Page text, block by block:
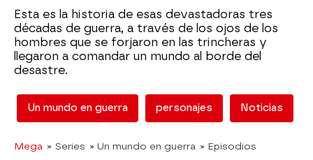
Esta es la historia de esas devastadoras tres
décadas de guerra, a través de los ojos de los
hombres que se forjaron en las trincheras y
llegaron a comandar un mundo al borde del
desastre.
Un mundo en guerra personajes Noticias
Mega » Series » Un mundo en guerra » Episodios